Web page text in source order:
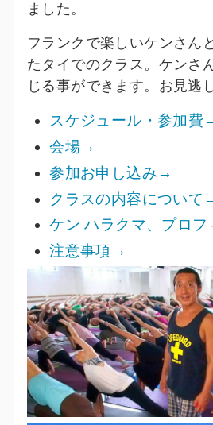
ました。
フランクで楽しいケンさん
たタイでのクラス。ケンさ
じる事ができます。お見逃
スケジュール・参加費
会場→
参加お申し込み→
クラスの内容について
ケン ハラクマ、プロ
注意事項→